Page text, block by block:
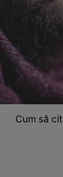
Cum să